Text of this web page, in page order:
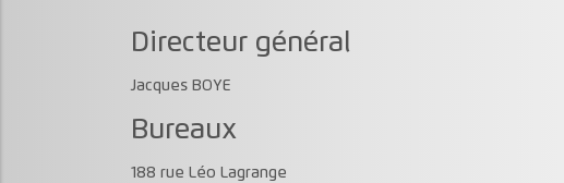
Directeur général
Jacques BOYE
Bureaux
188 rue Léo Lagrange